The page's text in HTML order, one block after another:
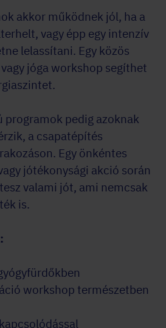
akkor működnek jól, ha a
vagy épp egy intenzív
lelassítani. Egy közös
jóga workshop segíthet
programok pedig azoknak
a csapatépítés
Egy önkéntes
jótékonysági akció során
valami jót, ami nemcsak
is.
workshop természetben